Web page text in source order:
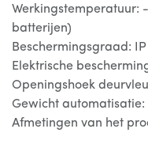
Werkingstemperatuur: -
batterijen)
Beschermingsgraad: IP
Elektrische
Openingshoek
Gewicht automatisatie:
Afmetingen van het